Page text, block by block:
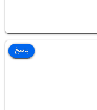
پاسخ